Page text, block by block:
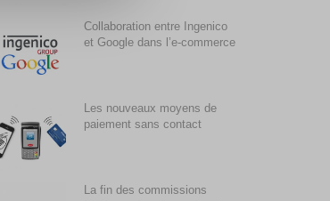
Collaboration entre Ingenico
et Google dans l’e-commerce
Les nouveaux moyens de
paiement sans contact
La fin des commissions